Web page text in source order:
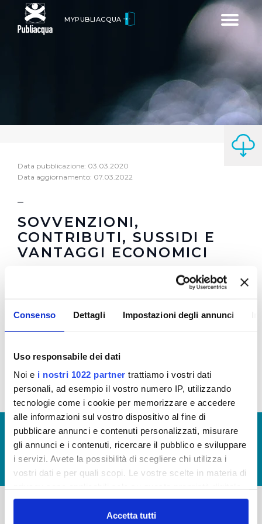
Consenso Dettagli Impostazioni degli annunci
Uso responsabile dei dati
Noi e i nostri 1022 partner trattiamo i vostri dati
personali, ad esempio il vostro numero IP, utilizzando
tecnologie come i cookie per memorizzare e accedere
alle informazioni sul vostro dispositivo al fine di
pubblicare annunci e contenuti personalizzati, misurare
gli annunci e i contenuti, ricercare il pubblico e sviluppare
i servizi. Avete la possibilità di scegliere chi utilizza i
vostri dati e per quali scopi. Le vostre scelte in materia di
in cui avete effettuato le vostre scelte. È possibile
modificare o revocare il proprio consenso in qualsiasi
Accetta tutti
Toggle
MYPUBLIACQUA
Data pubblicazione: 03.03.2020
Data aggiornamento: 07.03.2022
SOVVENZIONI,
CONTRIBUTI, SUSSIDI E
VANTAGGI ECONOMICI
In questa sezione è possibile trovare le seguenti
informazioni:
Atti di concessione
Contributi Pubblici
© Copyright 2017 - 2026
GLOSSARIO
GIUDICA IL SERVIZIO
LAVORA CON NOI